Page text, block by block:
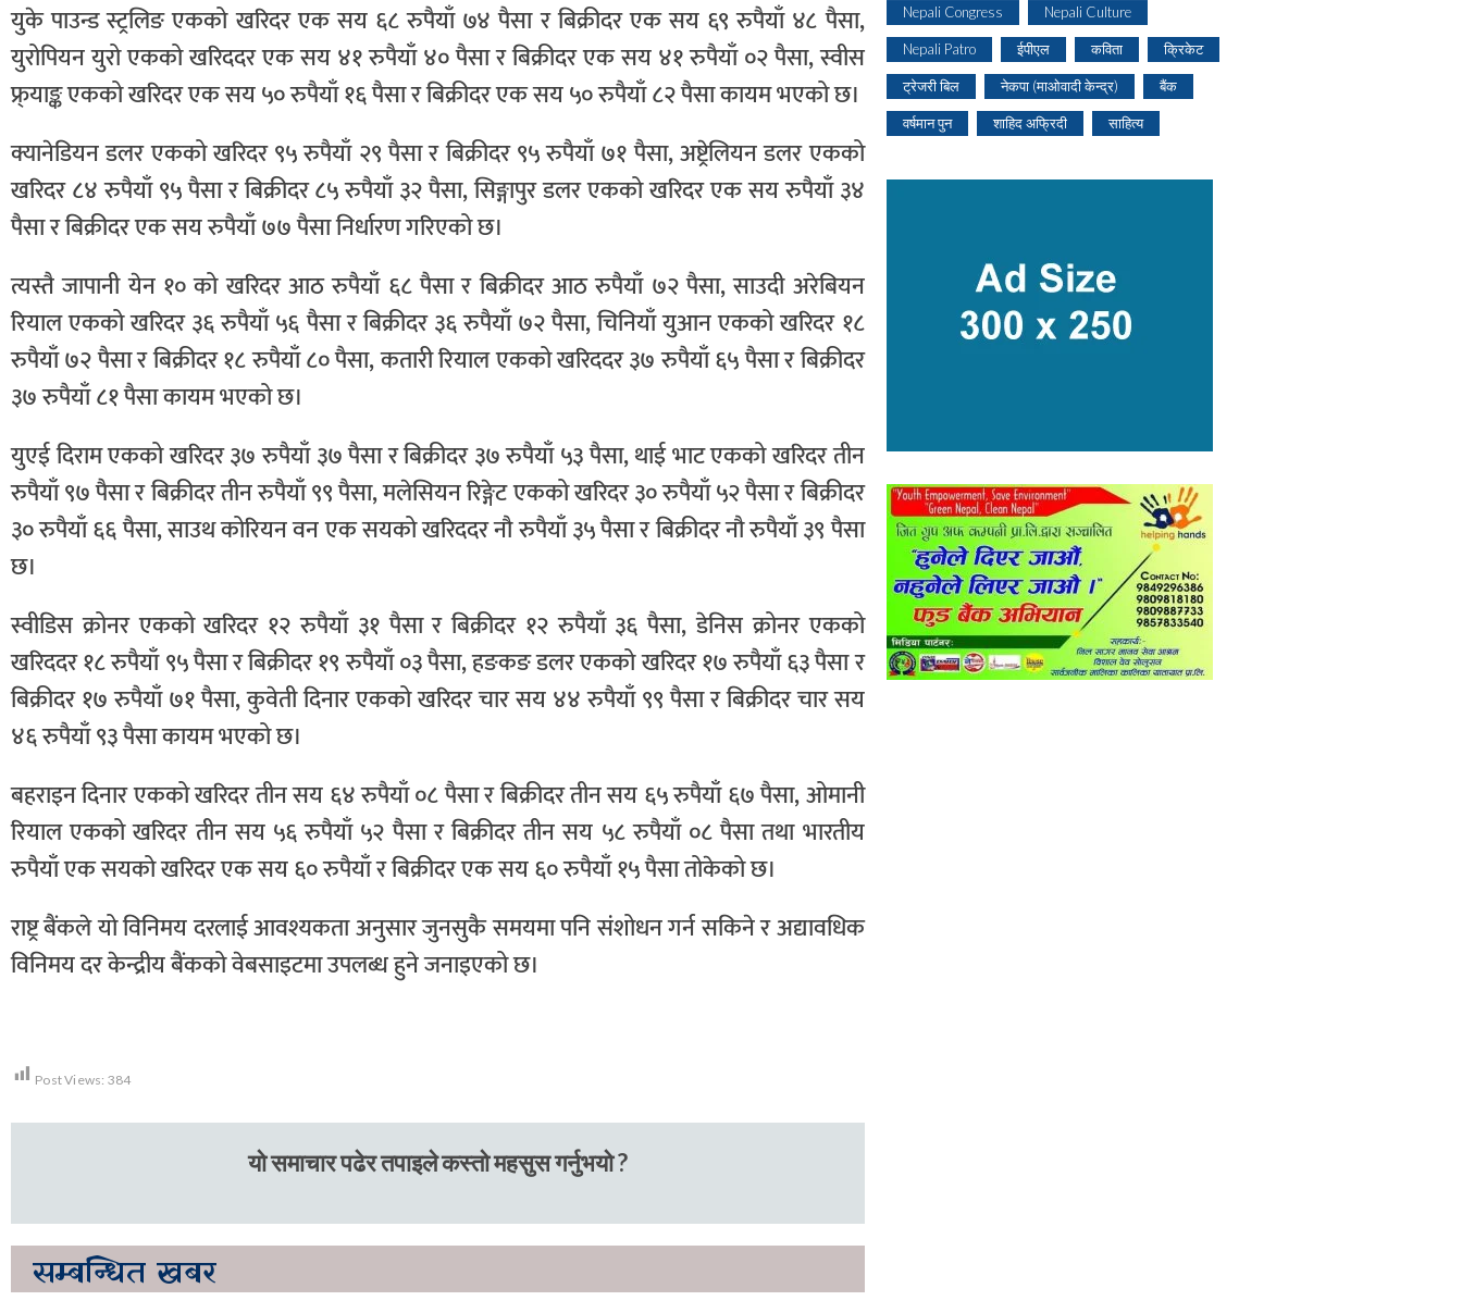
युके पाउन्ड स्ट्रलिङ एकको खरिदर एक सय ६८ रुपैयाँ ७४ पैसा र बिक्रीदर एक सय ६९ रुपैयाँ ४८ पैसा,
युरोपियन युरो एकको खरिददर एक सय ४१ रुपैयाँ ४० पैसा र बिक्रीदर एक सय ४१ रुपैयाँ ०२ पैसा, स्वीस
फ्र्याङ्क एकको खरिदर एक सय ५० रुपैयाँ १६ पैसा र बिक्रीदर एक सय ५० रुपैयाँ ८२ पैसा कायम भएको छ।
क्यानेडियन डलर एकको खरिदर ९५ रुपैयाँ २९ पैसा र बिक्रीदर ९५ रुपैयाँ ७१ पैसा, अष्ट्रेलियन डलर एकको
खरिदर ८४ रुपैयाँ ९५ पैसा र बिक्रीदर ८५ रुपैयाँ ३२ पैसा, सिङ्गापुर डलर एकको खरिदर एक सय रुपैयाँ ३४
पैसा र बिक्रीदर एक सय रुपैयाँ ७७ पैसा निर्धारण गरिएको छ।
त्यस्तै जापानी येन १० को खरिदर आठ रुपैयाँ ६८ पैसा र बिक्रीदर आठ रुपैयाँ ७२ पैसा, साउदी अरेबियन
रियाल एकको खरिदर ३६ रुपैयाँ ५६ पैसा र बिक्रीदर ३६ रुपैयाँ ७२ पैसा, चिनियाँ युआन एकको खरिदर १८
रुपैयाँ ७२ पैसा र बिक्रीदर १८ रुपैयाँ ८० पैसा, कतारी रियाल एकको खरिददर ३७ रुपैयाँ ६५ पैसा र बिक्रीदर
३७ रुपैयाँ ८१ पैसा कायम भएको छ।
युएई दिराम एकको खरिदर ३७ रुपैयाँ ३७ पैसा र बिक्रीदर ३७ रुपैयाँ ५३ पैसा, थाई भाट एकको खरिदर तीन
रुपैयाँ ९७ पैसा र बिक्रीदर तीन रुपैयाँ ९९ पैसा, मलेसियन रिङ्गेट एकको खरिदर ३० रुपैयाँ ५२ पैसा र बिक्रीदर
३० रुपैयाँ ६६ पैसा, साउथ कोरियन वन एक सयको खरिददर नौ रुपैयाँ ३५ पैसा र बिक्रीदर नौ रुपैयाँ ३९ पैसा
छ।
स्वीडिस क्रोनर एकको खरिदर १२ रुपैयाँ ३१ पैसा र बिक्रीदर १२ रुपैयाँ ३६ पैसा, डेनिस क्रोनर एकको
खरिददर १८ रुपैयाँ ९५ पैसा र बिक्रीदर १९ रुपैयाँ ०३ पैसा, हङकङ डलर एकको खरिदर १७ रुपैयाँ ६३ पैसा र
बिक्रीदर १७ रुपैयाँ ७१ पैसा, कुवेती दिनार एकको खरिदर चार सय ४४ रुपैयाँ ९९ पैसा र बिक्रीदर चार सय
४६ रुपैयाँ ९३ पैसा कायम भएको छ।
बहराइन दिनार एकको खरिदर तीन सय ६४ रुपैयाँ ०८ पैसा र बिक्रीदर तीन सय ६५ रुपैयाँ ६७ पैसा, ओमानी
रियाल एकको खरिदर तीन सय ५६ रुपैयाँ ५२ पैसा र बिक्रीदर तीन सय ५८ रुपैयाँ ०८ पैसा तथा भारतीय
रुपैयाँ एक सयको खरिदर एक सय ६० रुपैयाँ र बिक्रीदर एक सय ६० रुपैयाँ १५ पैसा तोकेको छ।
राष्ट्र बैंकले यो विनिमय दरलाई आवश्यकता अनुसार जुनसुकै समयमा पनि संशोधन गर्न सकिने र अद्यावधिक
विनिमय दर केन्द्रीय बैंकको वेबसाइटमा उपलब्ध हुने जनाइएको छ।
Post Views: 384
यो समाचार पढेर तपाइले कस्तो महसुस गर्नुभयो ?
सम्बन्धित खबर
Nepali Congress Nepali Culture
Nepali Patro ईपीएल कविता क्रिकेट
ट्रेजरी बिल नेकपा (माओवादी केन्द्र) बैंक
वर्षमान पुन शाहिद अफ्रिदी साहित्य